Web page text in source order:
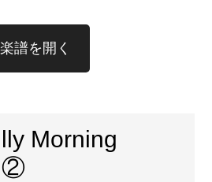
楽譜を開く
Morning
②